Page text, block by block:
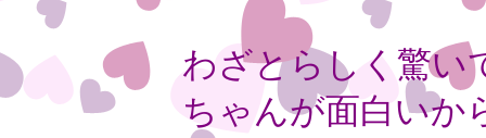
わざとらしく驚い
ちゃんが面白いか